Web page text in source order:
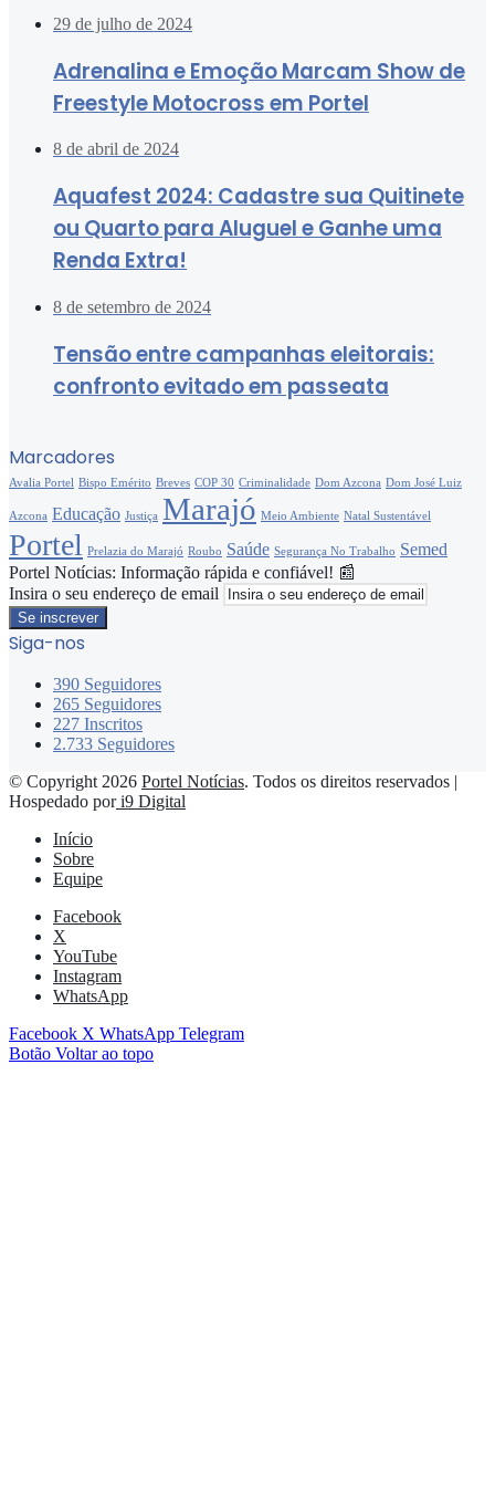
29 de julho de 2024
Adrenalina e Emoção Marcam Show de
Freestyle Motocross em Portel
8 de abril de 2024
Aquafest 2024: Cadastre sua Quitinete
ou Quarto para Aluguel e Ganhe uma
Renda Extra!
8 de setembro de 2024
Tensão entre campanhas eleitorais:
confronto evitado em passeata
Marcadores
Avalia Portel Bispo Emérito Breves COP 30 Criminalidade Dom Azcona Dom José Luiz
Azcona Educação Justiça Marajó Meio Ambiente Natal Sustentável
Portel Prelazia do Marajó Roubo Saúde Segurança No Trabalho Semed
Portel Notícias: Informação rápida e confiável! 📰
Insira o seu endereço de email
Siga-nos
390 Seguidores
265 Seguidores
227 Inscritos
2.733 Seguidores
© Copyright 2026 Portel Notícias. Todos os direitos reservados |
Hospedado pori9 Digital
Início
Sobre
Equipe
Facebook
X
YouTube
Instagram
WhatsApp
Facebook X WhatsApp Telegram
Botão Voltar ao topo